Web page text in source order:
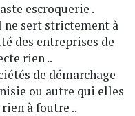
escroquerie .
sert strictement à
des entreprises de
rien ..
de démarchage
ou autre qui elles
à foutre ..